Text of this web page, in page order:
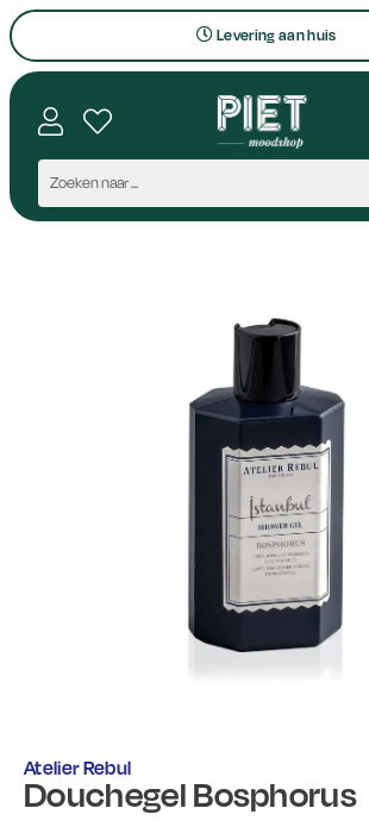
Levering aan huis
Interieuradvies op maat
Persoonlijk aanspreekpunt
Atelier Rebul
Douchegel Bosphorus